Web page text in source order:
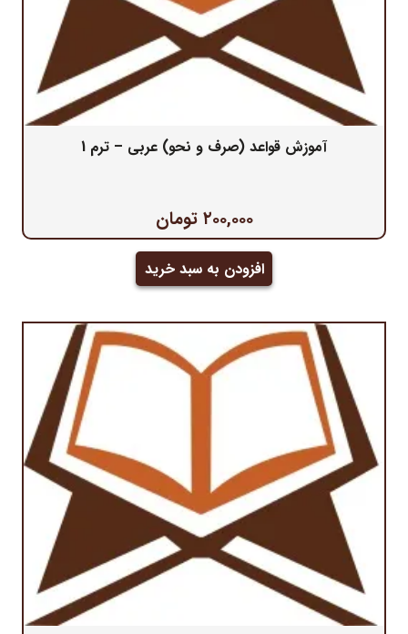
آموزش قواعد (صرف و نحو) عربی – ترم 1
۲۰۰,۰۰۰ تومان
افزودن به سبد خرید